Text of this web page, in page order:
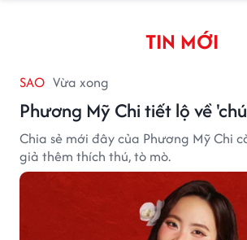
TIN MỚI
SAO Vừa xong
Phương Mỹ Chi tiết lộ về
Chia sẻ mới đây của Phương Mỹ Chi
giả thêm thích thú, tò mò.